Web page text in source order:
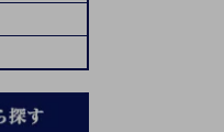
クス
ン
イズ
ァイターズ
ーボーイズ
ーツ）
ークス